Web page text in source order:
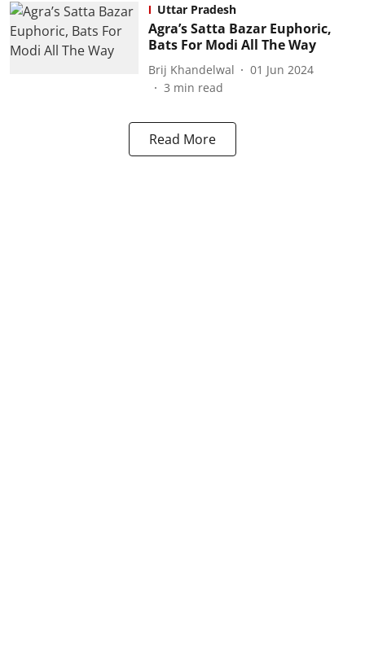
Uttar Pradesh
Agra’s Satta Bazar Euphoric,
Bats For Modi All The Way
Brij Khandelwal
01 Jun 2024
3 min read
Read More